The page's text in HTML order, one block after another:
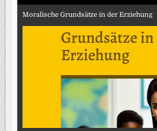
Moralische Grundsätze in der Erziehung